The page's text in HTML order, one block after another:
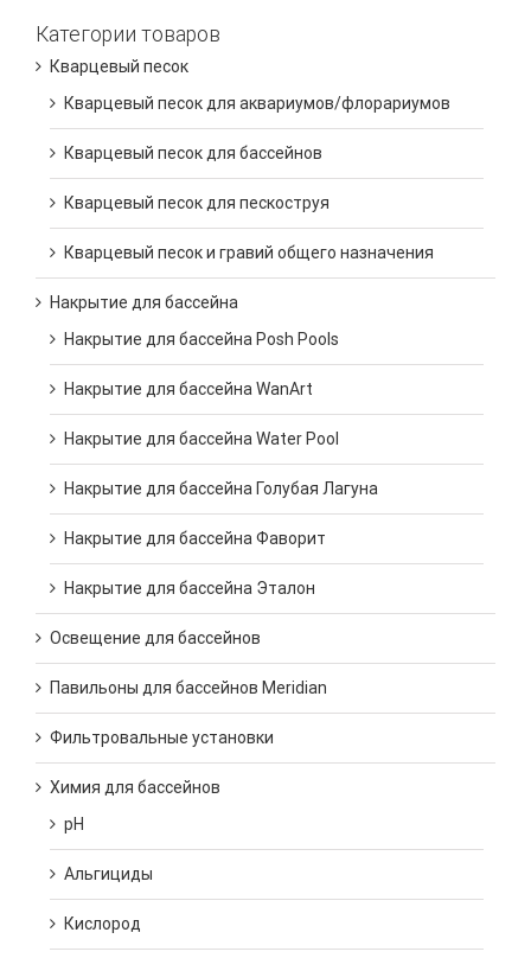
Категории товаров
Кварцевый песок
Кварцевый песок для аквариумов/флорариумов
Кварцевый песок для бассейнов
Кварцевый песок для пескоструя
Кварцевый песок и гравий общего назначения
Накрытие для бассейна
Накрытие для бассейна Posh Pools
Накрытие для бассейна WanArt
Накрытие для бассейна Water Pool
Накрытие для бассейна Голубая Лагуна
Накрытие для бассейна Фаворит
Накрытие для бассейна Эталон
Освещение для бассейнов
Павильоны для бассейнов Meridian
Фильтровальные установки
Химия для бассейнов
pH
Альгициды
Кислород